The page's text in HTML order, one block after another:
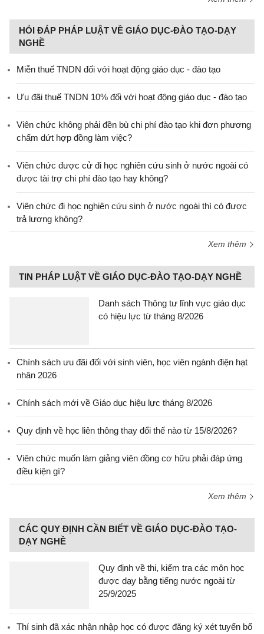
HỎI ĐÁP PHÁP LUẬT VỀ GIÁO DỤC-ĐÀO TẠO-DẠY
NGHỀ
Miễn thuế TNDN đối với hoạt động giáo dục - đào tạo
Ưu đãi thuế TNDN 10% đối với hoạt động giáo dục - đào tạo
Viên chức không phải đền bù chi phí đào tạo khi đơn phương
chấm dứt hợp đồng làm việc?
Viên chức được cử đi học nghiên cứu sinh ở nước ngoài có
được tài trợ chi phí đào tạo hay không?
Viên chức đi học nghiên cứu sinh ở nước ngoài thì có được
trả lương không?
Xem thêm
TIN PHÁP LUẬT VỀ GIÁO DỤC-ĐÀO TẠO-DẠY NGHỀ
Danh sách Thông tư lĩnh vực giáo dục
có hiệu lực từ tháng 8/2026
Chính sách ưu đãi đối với sinh viên, học viên ngành điện hạt
nhân 2026
Chính sách mới về Giáo dục hiệu lực tháng 8/2026
Quy định về học liên thông thay đổi thế nào từ 15/8/2026?
Viên chức muốn làm giảng viên đồng cơ hữu phải đáp ứng
điều kiện gì?
Xem thêm
CÁC QUY ĐỊNH CẦN BIẾT VỀ GIÁO DỤC-ĐÀO TẠO-
DẠY NGHỀ
Quy định về thi, kiểm tra các môn học
được dạy bằng tiếng nước ngoài từ
25/9/2025
Thí sinh đã xác nhận nhập học có được đăng ký xét tuyển bổ